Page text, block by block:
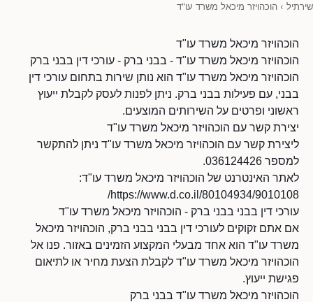
שירתיל › הוכהויזר מיכאל משרד עו"ד
הוכהויזר מיכאל משרד עו"ד
הוכהויזר מיכאל משרד עו"ד - בבני ברק - עורכי דין בבני ברק
הוכהויזר מיכאל משרד עו"ד הוא נותן שירות בתחום עורכי דין
בבני, עם פעילות בבני ברק. ניתן לפנות לעסק לקבלת ייעוץ
ראשוני ופרטים על השירותים המוצעים.
יצירת קשר עם הוכהויזר מיכאל משרד עו"ד
ליצירת קשר עם הוכהויזר מיכאל משרד עו"ד ניתן להתקשר
למספר 036124426.
לאתר האינטרנט של הוכהויזר מיכאל משרד עו"ד:
https://www.d.co.il/80104934/9010108/
עורכי דין בבני בבני ברק - הוכהויזר מיכאל משרד עו"ד
אם אתם זקוקים לעורכי דין בבני בבני ברק, הוכהויזר מיכאל
משרד עו"ד הוא אחד מבעלי המקצוע הזמינים באזור. פנו אל
הוכהויזר מיכאל משרד עו"ד לקבלת הצעת מחיר או לתיאום
פגישת ייעוץ.
הוכהויזר מיכאל משרד עו"ד בבני ברק